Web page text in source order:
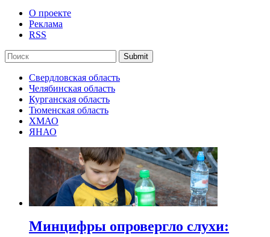
О проекте
Реклама
RSS
Submit
Свердловская область
Челябинская область
Курганская область
Тюменская область
ХМАО
ЯНАО
Минцифры опровергло слухи: